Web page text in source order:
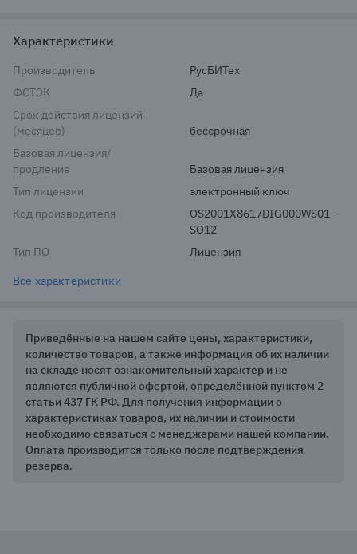
Характеристики
Производитель
РусБИТех
ФСТЭК
Да
Срок действия лицензий
(месяцев)
бессрочная
Базовая лицензия/
продление
Базовая лицензия
Тип лицензии
электронный ключ
Код производителя
OS2001X8617DIG000WS01-
SO12
Тип ПО
Лицензия
Все характеристики
Приведённые на нашем сайте цены, характеристики,
количество товаров, а также информация об их наличии
на складе носят ознакомительный характер и не
являются публичной офертой, определённой пунктом 2
статьи 437 ГК РФ. Для получения информации о
характеристиках товаров, их наличии и стоимости
необходимо связаться с менеджерами нашей компании.
Оплата производится только после подтверждения
резерва.